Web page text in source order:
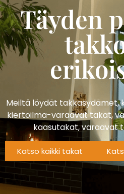
Täyden
Meiltä löydät takkasydämet,
kiertoilma-varaavat takat,
kaasutakat, varaavat
Katso kaikki takat